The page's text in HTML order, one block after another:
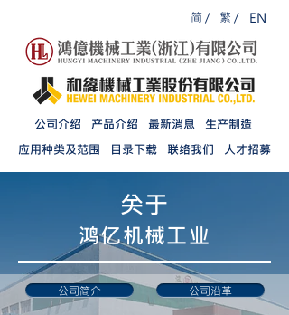
简 / 繁 / EN
公司介绍 产品介绍 最新消息
生产制造
应用种类及范围
目录下载 联络我们 人才招募
​关于
鸿亿机械工业
公司简介 公司沿革